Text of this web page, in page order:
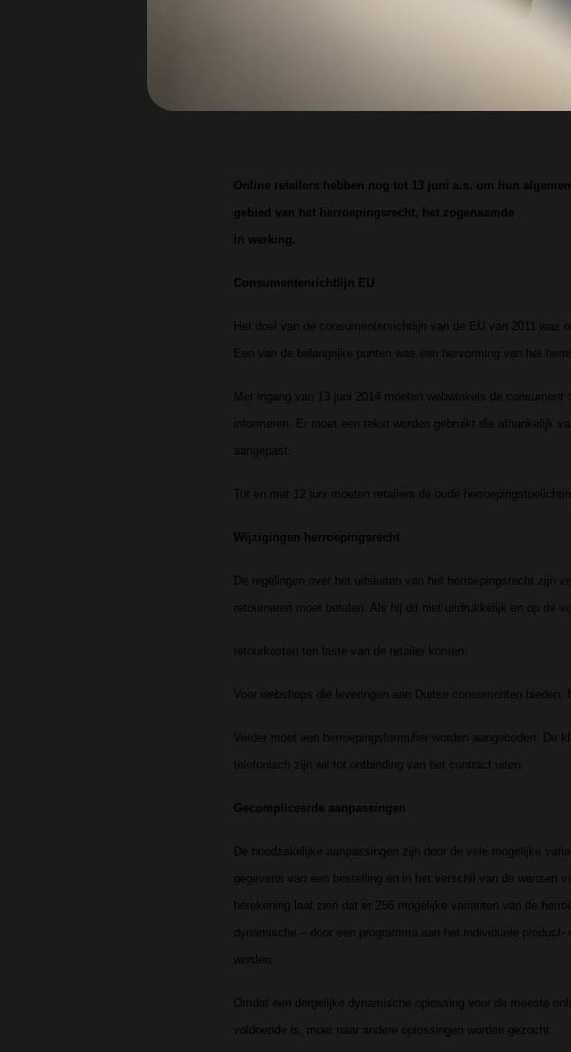
Online retailers hebben nog tot 13 juni a.s. om hun
gebied van het herroepingsrecht, het zogenaamde
in werking.
Consumentenrichtlijn EU
Het doel van de consumentenrichtlijn van de EU van 2011 was
Een van de belangrijke punten was een hervorming van het
Met ingang van 13 juni 2014 moeten webwinkels de
informeren. Er moet een tekst worden gebruikt die afhankelijk
aangepast.
Tot en met 12 juni moeten retailers de oude
Wijzigingen herroepingsrecht
De regelingen over het uitsluiten van het herroepingsrecht zijn
retourneren moet betalen. Als hij dit niet uitdrukkelijk en op de
retourkosten ten laste van de retailer komen.
Voor webshops die leveringen aan Duitse consumenten
Verder moet een herroepingsformulier worden aangeboden.
telefonisch zijn wil tot ontbinding van het contract uiten.
Gecompliceerde aanpassingen
De noodzakelijke aanpassingen zijn door de vele mogelijke
gegevens van een bestelling en in het verschil van de wensen
berekening laat zien dat er 256 mogelijke varianten van de
dynamische – door een programma aan het individuele
worden.
Omdat een dergelijke dynamische oplossing voor de meeste
voldoende is, moet naar andere oplossingen worden gezocht.